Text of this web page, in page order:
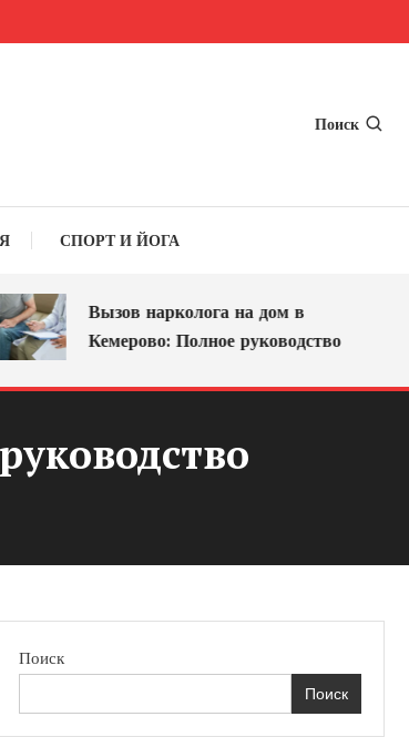
Поиск
СПОРТ И ЙОГА
Вызов нарколога на дом в
Кемерово: Полное руководство
Поиск
Поиск